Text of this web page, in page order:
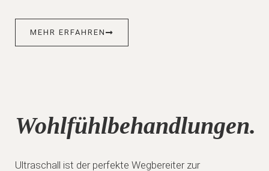
MEHR ERFAHREN
Wohlfühlbehandlungen.
Ultraschall ist der perfekte Wegbereiter zur